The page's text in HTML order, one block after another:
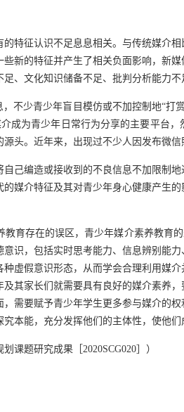
特征认识不足息息相关。与传统媒介
新的特征并产生了相关负面影响，新
、文化知识储备不足、批判分析能力不
不少青少年盲目模仿或不加控制地“打
成为青少年日常行为分享的主要平台
头。近年来，出现过不少人因发布微
己编造或接收到的不良信息不加限制
媒介特征及其对青少年身心健康产生
育存在的误区，青少年媒介素养教育
识，包括实时思考能力、信息辨别能
虚假意识形态，从而学会合理利用媒
其家长们就需要具有良好的媒介素养
需要赋予青少年学生更多参与媒介的
本能，充分发挥他们的主体性，使他们
课题研究成果［2020SCG020］）